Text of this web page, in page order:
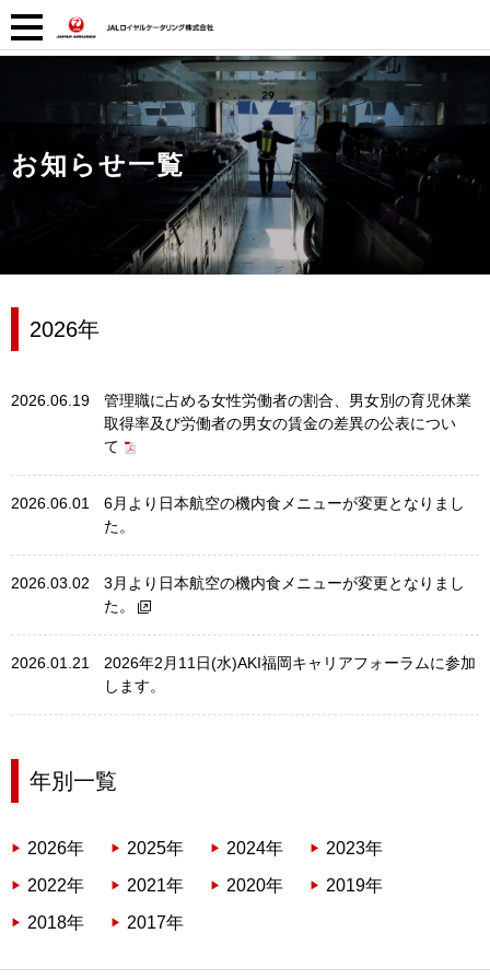
お知らせ一覧
2026年
2026.06.19
管理職に占める女性労働者の割合、男女別の育児休業
取得率及び労働者の男女の賃金の差異の公表につい
て
2026.06.01
6月より日本航空の機内食メニューが変更となりまし
た。
2026.03.02
3月より日本航空の機内食メニューが変更となりまし
た。
2026.01.21
2026年2月11日(水)AKI福岡キャリアフォーラムに参加
します。
年別一覧
2026年 2025年 2024年
2023年
2022年
2021年 2020年
2019年
2018年
2017年